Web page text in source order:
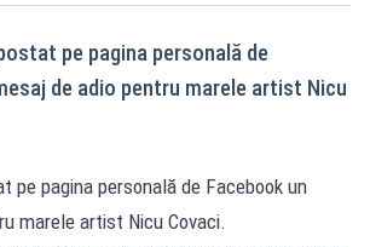
pe pagina personală de
de adio pentru marele artist Nicu
pe pagina personală de Facebook un
marele artist Nicu Covaci.